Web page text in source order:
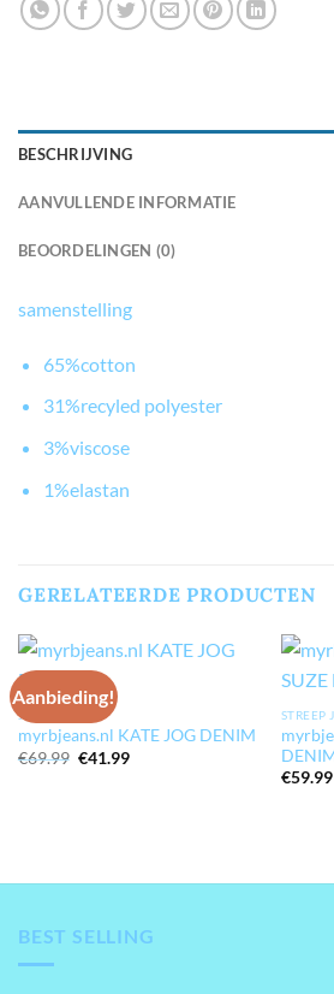
BESCHRIJVING
AANVULLENDE INFORMATIE
BEOORDELINGEN (0)
samenstelling
65%cotton
31%recyled polyester
3%viscose
1%elastan
GERELATEERDE PRODUCTEN
Aanbieding!
JOG JEANS
myrbjeans.nl KATE JOG DENIM
€69.99 Oorspronkelijke
€41.99Huidige
STREEP
€59.99
BEST SELLING